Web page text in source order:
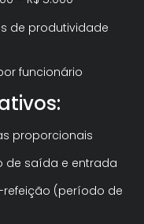
de produtividade
funcionário
proporcionais
de saída e entrada
refeição (período de